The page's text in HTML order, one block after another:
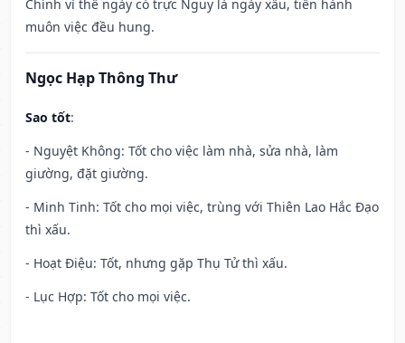
Chính vì thế ngày có trực Nguy là ngày xấu, tiến hành
muôn việc đều hung.
Ngọc Hạp Thông Thư
Sao tốt:
- Nguyệt Không: Tốt cho việc làm nhà, sửa nhà, làm
giường, đặt giường.
- Minh Tinh: Tốt cho mọi việc, trùng với Thiên Lao Hắc Đạo
thì xấu.
- Hoạt Điệu: Tốt, nhưng gặp Thụ Tử thì xấu.
- Lục Hợp: Tốt cho mọi việc.